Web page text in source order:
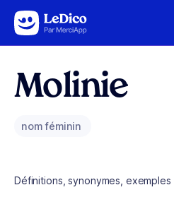
Aller au contenu
Molinie
nom féminin
Définitions, synonymes, exemples